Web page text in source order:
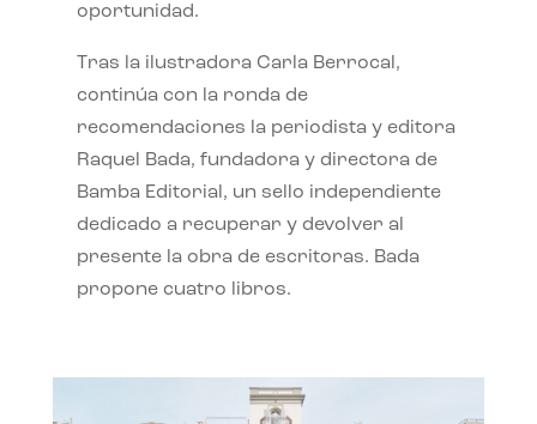
oportunidad.
Tras la ilustradora Carla Berrocal,
continúa con la ronda de
recomendaciones la periodista y editora
Raquel Bada, fundadora y directora de
Bamba Editorial, un sello independiente
dedicado a recuperar y devolver al
presente la obra de escritoras. Bada
propone cuatro libros.